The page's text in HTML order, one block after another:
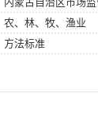
农、林、牧、渔业
方法标准